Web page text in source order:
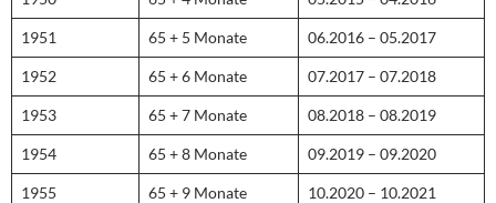
1951 65 + 5 Monate 06.2016 – 05.2017
1952 65 + 6 Monate 07.2017 – 07.2018
1953 65 + 7 Monate 08.2018 – 08.2019
1954 65 + 8 Monate 09.2019 – 09.2020
1955 65 + 9 Monate 10.2020 – 10.2021